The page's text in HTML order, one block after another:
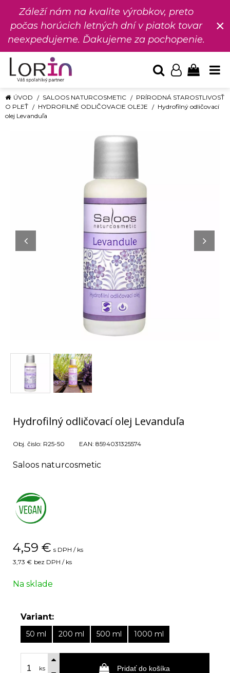
Záleží nám na kvalite výrobkov, preto
počas horúcich letných dní v piatok tovar
neexpedujeme. Ďakujeme za pochopenie.
×
ÚVOD SALOOS NATURCOSMETIC
PRÍRODNÁ STAROSTLIVOSŤ
O PLEŤ
HYDROFILNÉ ODLIČOVACIE OLEJE
Hydrofilný odličovací
olej Levanduľa
Hydrofilný odličovací olej Levanduľa
Obj. čislo: R25-50 EAN: 8594031325574
Saloos naturcosmetic
4,59 € s DPH / ks
3,73 € bez DPH / ks
Na sklade
Variant:
50 ml 200 ml 500 ml 1000 ml
ks Pridať do košíka